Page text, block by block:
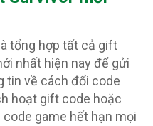
tổng hợp tất cả gift
nhất hiện nay để gửi
tin về cách đổi code
hoạt gift code hoặc
game hết hạn mọi